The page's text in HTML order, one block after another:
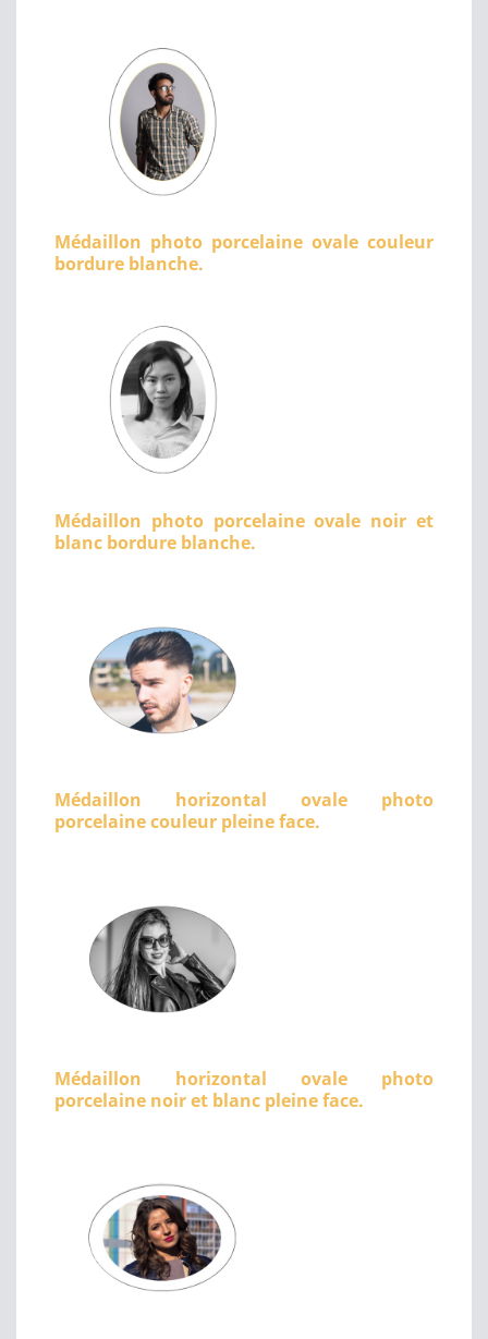
Médaillon photo porcelaine ovale couleur
bordure blanche.
Médaillon photo porcelaine ovale noir et
blanc bordure blanche.
Médaillon horizontal ovale photo
porcelaine couleur pleine face.
Médaillon horizontal ovale photo
porcelaine noir et blanc pleine face.